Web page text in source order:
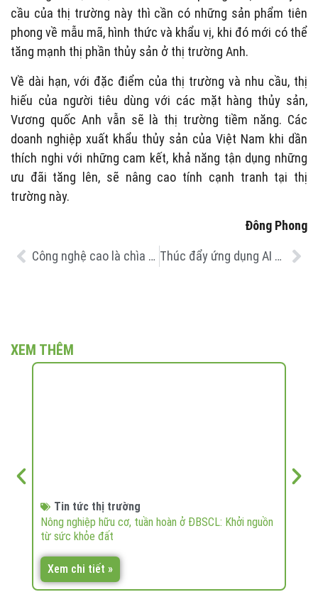
cầu của thị trường này thì cần có những sản phẩm tiên
phong về mẫu mã, hình thức và khẩu vị, khi đó mới có thể
tăng mạnh thị phần thủy sản ở thị trường Anh.
Về dài hạn, với đặc điểm của thị trường và nhu cầu, thị
hiếu của người tiêu dùng với các mặt hàng thủy sản,
Vương quốc Anh vẫn sẽ là thị trường tiềm năng. Các
doanh nghiệp xuất khẩu thủy sản của Việt Nam khi dần
thích nghi với những cam kết, khả năng tận dụng những
ưu đãi tăng lên, sẽ nâng cao tính cạnh tranh tại thị
trường này.
Đông Phong
Công nghệ cao là chìa khóa tăng trưởng của thủy sản Hà Tĩnh Thúc đẩy ứng dụng AI và tự động hóa trong ngành thủy sản
XEM THÊM
Tin tức thị trường
Nông nghiệp hữu cơ, tuần hoàn ở ĐBSCL: Khởi nguồn
từ sức khỏe đất
Xem chi tiết »